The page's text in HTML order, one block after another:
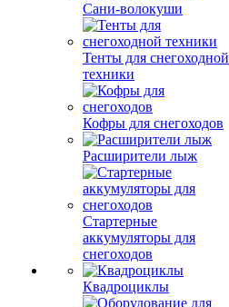
Сани-волокуши
Тенты для снегоходной
техники
Кофры для снегоходов
Расширители лыж
Стартерные
аккумуляторы для
снегоходов
Квадроциклы